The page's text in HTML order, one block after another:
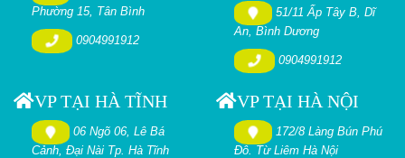
Phường 15, Tân Bình
0904991912
51/11 Ấp Tây B, Dĩ
An, Bình Dương
0904991912
VP TẠI HÀ TĨNH
06 Ngõ 06, Lê Bá
Cảnh, Đại Nài Tp. Hà Tĩnh
VP TẠI HÀ NỘI
172/8 Làng Bún Phú
Đô. Từ Liêm Hà Nội